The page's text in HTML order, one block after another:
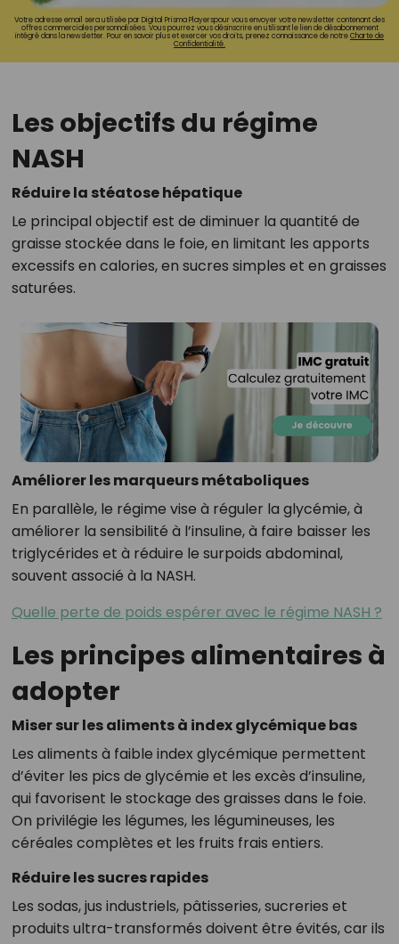
Votre adresse email sera utilisée par Digital Prisma Playerspour vous envoyer votre newsletter contenant des
offres commerciales personnalisées. Vous pourrez vous désinscrire en utilisant le lien de désabonnement
intégré dans la newsletter. Pour en savoir plus et exercer vos droits, prenez connaissance de notreCharte de
Confidentialité.
Les objectifs du régime
NASH
Réduire la stéatose hépatique
Le principal objectif est de diminuer la quantité de
graisse stockée dans le foie, en limitant les apports
excessifs en calories, en sucres simples et en graisses
saturées.
Améliorer les marqueurs métaboliques
En parallèle, le régime vise à réguler la glycémie, à
améliorer la sensibilité à l’insuline, à faire baisser les
triglycérides et à réduire le surpoids abdominal,
souvent associé à la NASH.
Quelle perte de poids espérer avec le régime NASH ?
Les principes alimentaires à
adopter
Miser sur les aliments à index glycémique bas
Les aliments à faible index glycémique permettent
d’éviter les pics de glycémie et les excès d’insuline,
qui favorisent le stockage des graisses dans le foie.
On privilégie les légumes, les légumineuses, les
céréales complètes et les fruits frais entiers.
Réduire les sucres rapides
Les sodas, jus industriels, pâtisseries, sucreries et
produits ultra-transformés doivent être évités, car ils